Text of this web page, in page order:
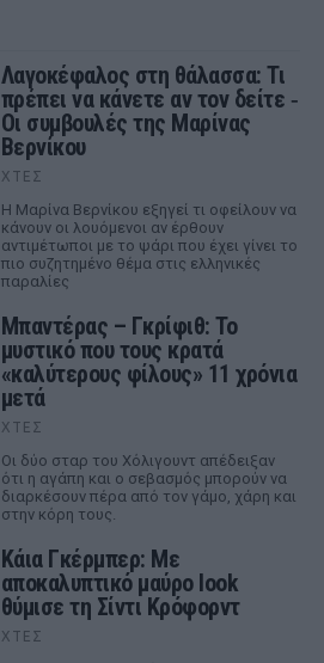
Λαγοκέφαλος στη θάλασσα: Τι
πρέπει να κάνετε αν τον δείτε ‑
Οι συμβουλές της Μαρίνας
Βερνίκου
ΧΤΕΣ
Η Μαρίνα Βερνίκου εξηγεί τι οφείλουν να
κάνουν οι λουόμενοι αν έρθουν
αντιμέτωποι με το ψάρι που έχει γίνει το
πιο συζητημένο θέμα στις ελληνικές
παραλίες
Μπαντέρας – Γκρίφιθ: Το
μυστικό που τους κρατά
«καλύτερους φίλους» 11 χρόνια
μετά
ΧΤΕΣ
Οι δύο σταρ του Χόλιγουντ απέδειξαν
ότι η αγάπη και ο σεβασμός μπορούν να
διαρκέσουν πέρα από τον γάμο, χάρη και
στην κόρη τους.
Κάια Γκέρμπερ: Με
αποκαλυπτικό μαύρο look
θύμισε τη Σίντι Κρόφορντ
ΧΤΕΣ